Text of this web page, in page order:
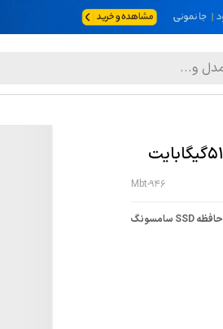
Mbt-946
حافظه SSD سامسونگ